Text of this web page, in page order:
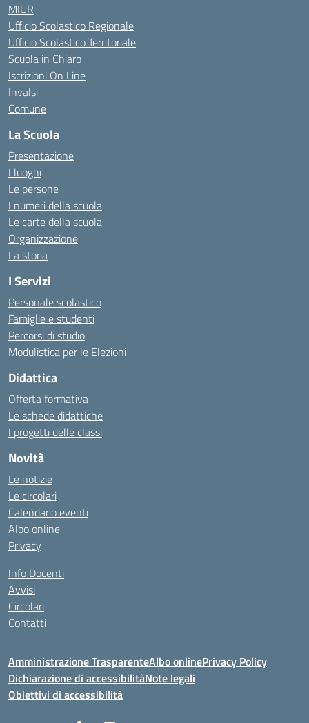
MIUR
Ufficio Scolastico Regionale
Ufficio Scolastico Territoriale
Scuola in Chiaro
Iscrizioni On Line
Invalsi
Comune
La Scuola
Presentazione
I luoghi
Le persone
I numeri della scuola
Le carte della scuola
Organizzazione
La storia
I Servizi
Personale scolastico
Famiglie e studenti
Percorsi di studio
Modulistica per le Elezioni
Didattica
Offerta formativa
Le schede didattiche
I progetti delle classi
Novità
Le notizie
Le circolari
Calendario eventi
Albo online
Privacy
Info Docenti
Avvisi
Circolari
Contatti
Amministrazione TrasparenteAlbo onlinePrivacy Policy
Dichiarazione di accessibilitàNote legali
Obiettivi di accessibilità